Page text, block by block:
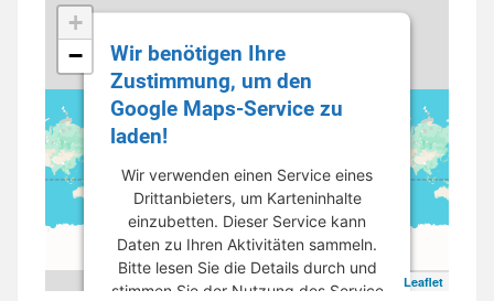
+
−
Leaflet
Wir benötigen Ihre
Zustimmung, um den
Google Maps-Service zu
laden!
Wir verwenden einen Service eines
Drittanbieters, um Karteninhalte
einzubetten. Dieser Service kann
Daten zu Ihren Aktivitäten sammeln.
Bitte lesen Sie die Details durch und
stimmen Sie der Nutzung des Service